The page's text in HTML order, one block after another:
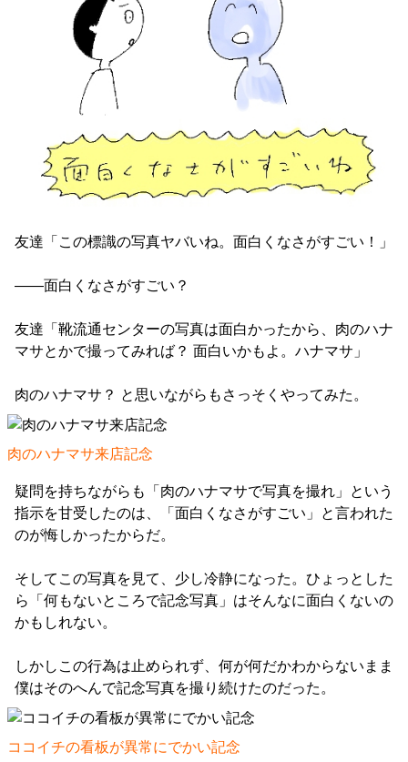
友達「この標識の写真ヤバいね。面白くなさがすごい！」
――面白くなさがすごい？
友達「靴流通センターの写真は面白かったから、肉のハナ
マサとかで撮ってみれば？ 面白いかもよ。ハナマサ」
肉のハナマサ？ と思いながらもさっそくやってみた。
肉のハナマサ来店記念
疑問を持ちながらも「肉のハナマサで写真を撮れ」という
指示を甘受したのは、「面白くなさがすごい」と言われた
のが悔しかったからだ。
そしてこの写真を見て、少し冷静になった。ひょっとした
ら「何もないところで記念写真」はそんなに面白くないの
かもしれない。
しかしこの行為は止められず、何が何だかわからないまま
僕はそのへんで記念写真を撮り続けたのだった。
ココイチの看板が異常にでかい記念